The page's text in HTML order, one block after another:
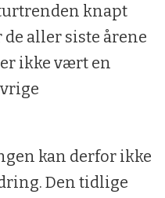
knapt
aller siste årene
ikke vært en
kan derfor ikke
Den tidlige